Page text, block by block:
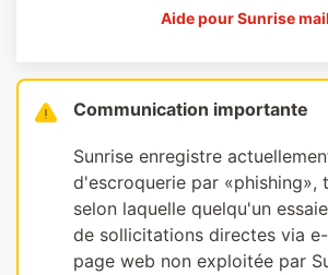
Aide pour Sunrise mail
Communication importante
Sunrise enregistre
d'escroquerie par «phishing»,
selon laquelle quelqu'un
de sollicitations directes via
page web non exploitée par